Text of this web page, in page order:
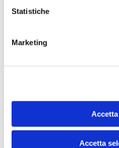
Statistiche
Marketing
Accetta
Banche per